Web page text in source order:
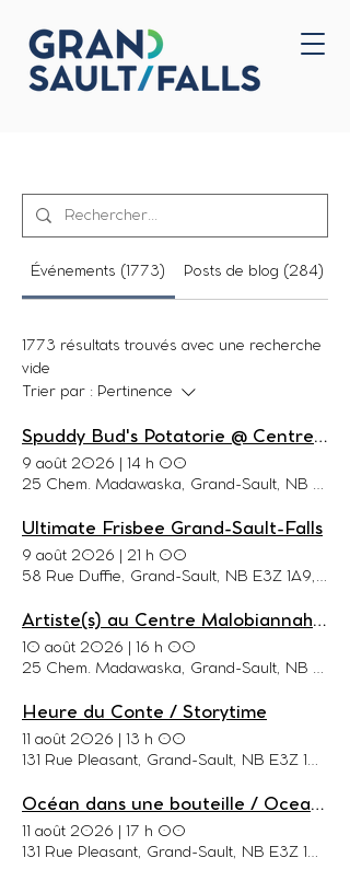
Accueil
Événements (1773) Posts de blog (284)
1773 résultats trouvés avec une recherche
vide
Trier par : Pertinence
Spuddy Bud's Potatorie @ Centre Malobiannah/Malabeam Center
9 août 2026
14 h 00
25 Chem. Madawaska, Grand-Sault, NB E3Y
Ultimate Frisbee Grand-Sault-Falls
9 août 2026
21 h 00
58 Rue Duffie, Grand-Sault, NB E3Z 1A9,
Artiste(s) au Centre Malobiannah / Artist(s) at the Malabeam Center
10 août 2026
16 h 00
25 Chem. Madawaska, Grand-Sault, NB E3Y
Heure du Conte / Storytime
11 août 2026
13 h 00
131 Rue Pleasant, Grand-Sault, NB E3Z 1G6,
Océan dans une bouteille / Ocean In a Bottle
11 août 2026
17 h 00
131 Rue Pleasant, Grand-Sault, NB E3Z 1G6,